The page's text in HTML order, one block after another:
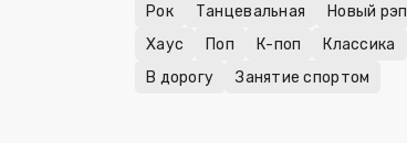
Рок Танцевальная
Новый рэп
Хаус
Поп К-поп
Классика
В дорогу
Занятие спортом